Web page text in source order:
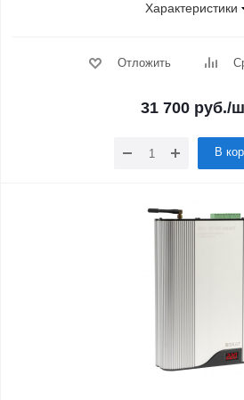
Характеристики
Отложить
31 700руб./
В